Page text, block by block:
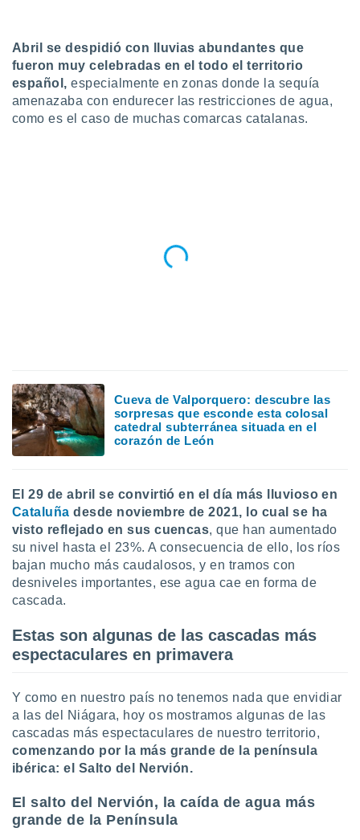
más
nuestra
y
En
de que
sean
el sitio
se
para
ni para
o
aunque
no
Puedes
web a
abono
A bril se despidió con lluvias abundantes que
fueron muy celebradas en el todo el territorio
español, especialmente en zonas donde la sequía
amenazaba con endurecer las restricciones de agua,
como es el caso de muchas comarcas catalanas.
Cueva de Valporquero: descubre las
sorpresas que esconde esta colosal
catedral subterránea situada en el
corazón de León
El
29 de abril se convirtió en el día más lluvioso en
Cataluña desde noviembre de 2021, lo cual se ha
visto reflejado en sus cuencas, que han aumentado
su nivel hasta el 23%. A consecuencia de ello, los ríos
bajan mucho más caudalosos, y en tramos con
desniveles importantes, ese agua cae en forma de
cascada.
Estas son algunas de las cascadas más
espectaculares en primavera
Y como en nuestro país no tenemos nada que envidiar
a las del Niágara, hoy os mostramos algunas de las
cascadas más espectaculares de nuestro territorio,
comenzando por la más grande de la península
ibérica: el Salto del Nervión.
El salto del Nervión, la caída de agua más
grande de la Península